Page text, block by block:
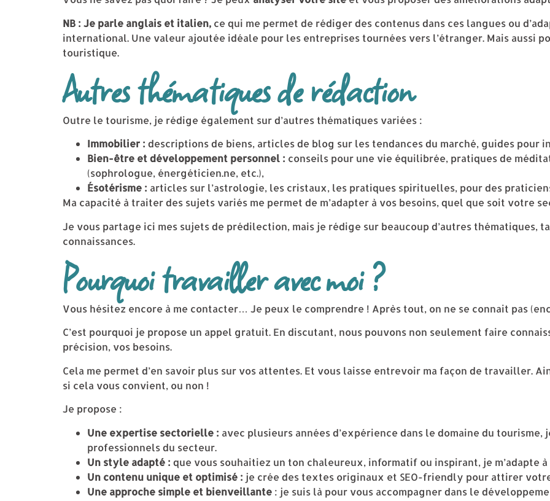
NB : Je parle anglais et italien, ce qui me permet de rédiger des contenus dans ces langues ou
international. Une valeur ajoutée idéale pour les entreprises tournées vers l’étranger. Mais aussi
touristique.
Autres thématiques de rédaction
Outre le tourisme, je rédige également sur d’autres thématiques variées :
Immobilier : descriptions de biens, articles de blog sur les tendances du marché, guides pour
Bien-être et développement personnel : conseils pour une vie équilibrée, pratiques de
(sophrologue, énergéticien.ne, etc.),
Ésotérisme : articles sur l’astrologie, les cristaux, les pratiques spirituelles, pour des
Ma capacité à traiter des sujets variés me permet de m’adapter à vos besoins, quel que soit votre
Je vous partage ici mes sujets de prédilection, mais je rédige sur beaucoup d’autres thématiques,
connaissances.
Pourquoi travailler avec moi ?
Vous hésitez encore à me contacter… Je peux le comprendre ! Après tout, on ne se connait pas
C’est pourquoi je propose un appel gratuit. En discutant, nous pouvons non seulement faire
précision, vos besoins.
Cela me permet d’en savoir plus sur vos attentes. Et vous laisse entrevoir ma façon de travailler.
si cela vous convient, ou non !
Je propose :
Une expertise sectorielle : avec plusieurs années d’expérience dans le domaine du
professionnels du secteur.
Un style adapté : que vous souhaitiez un ton chaleureux, informatif ou inspirant, je m’adapte
Un contenu unique et optimisé : je crée des textes originaux et SEO-friendly pour attirer
Une approche simple et bienveillante : je suis là pour vous accompagner dans le